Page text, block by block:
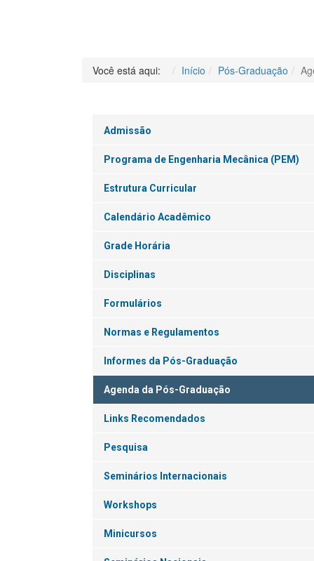
Você está aqui: Início Pós-Graduação
Admissão
Programa de Engenharia Mecânica (PEM)
Estrutura Curricular
Calendário Acadêmico
Grade Horária
Disciplinas
Formulários
Normas e Regulamentos
Informes da Pós-Graduação
Agenda da Pós-Graduação
Links Recomendados
Pesquisa
Seminários Internacionais
Workshops
Minicursos